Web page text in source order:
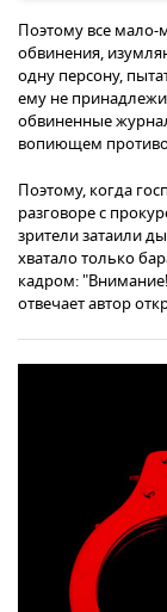
Поэтому все мало-
обвинения,
одну персону,
ему не
обвиненные
вопиющем
Поэтому, когда
разговоре с
зрители затаили
хватало только
кадром: "Внимание!
отвечает автор